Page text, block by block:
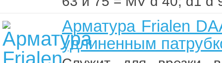
Арматура Frialen
удлиненным